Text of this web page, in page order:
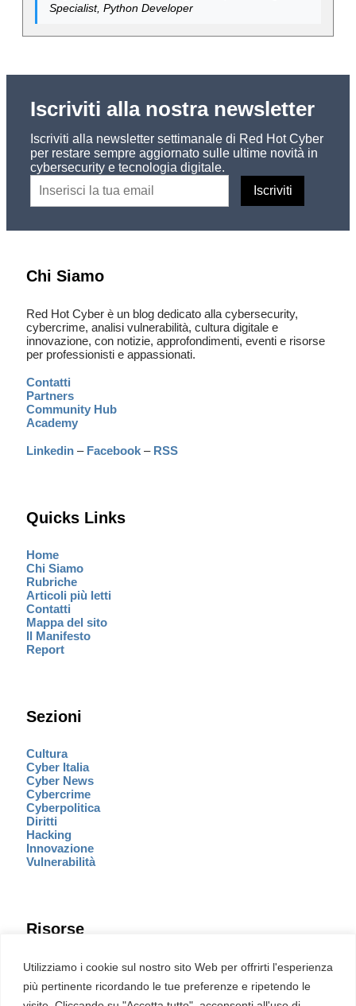
Utilizziamo i cookie sul nostro sito Web per offrirti l'esperienza
più pertinente ricordando le tue preferenze e ripetendo le
Specialist, Python Developer
Iscriviti alla nostra newsletter
Iscriviti alla newsletter settimanale di Red Hot Cyber
per restare sempre aggiornato sulle ultime novità in
cybersecurity e tecnologia digitale.
Chi Siamo
Red Hot Cyber è un blog dedicato alla cybersecurity,
cybercrime, analisi vulnerabilità, cultura digitale e
innovazione, con notizie, approfondimenti, eventi e risorse
per professionisti e appassionati.
Contatti
Partners
Community Hub
Academy
Linkedin – Facebook – RSS
Quicks Links
Home
Chi Siamo
Rubriche
Articoli più letti
Contatti
Mappa del sito
Il Manifesto
Report
Sezioni
Cultura
Cyber Italia
Cyber News
Cybercrime
Cyberpolitica
Diritti
Hacking
Innovazione
Vulnerabilità
Risorse
Eventi
Fumetto Cyber
Newsletter